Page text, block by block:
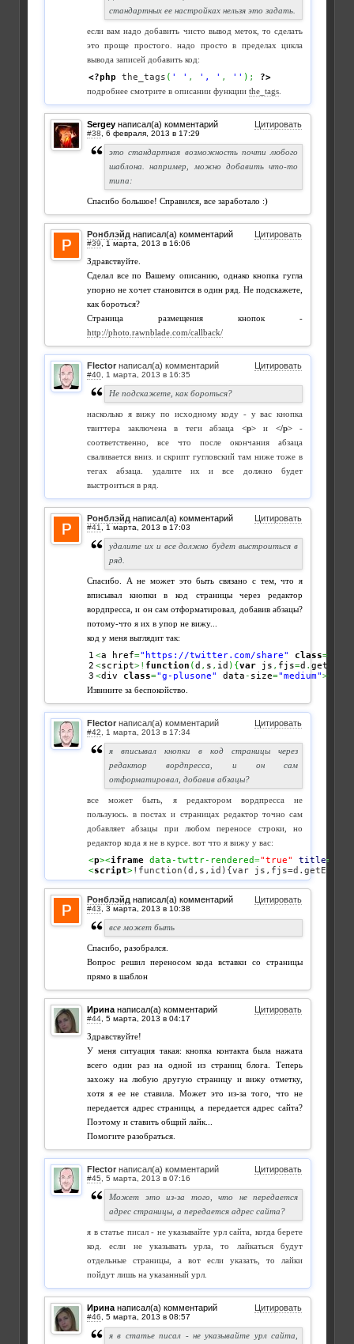
стандартных ее настройках нельзя это задать.
если вам надо добавить чисто вывод меток, то сделать
это проще простого. надо просто в пределах цикла
вывода записей добавить код:
<?php the_tags ( ' ' , ', ' , '' ) ; ?>
подробнее смотрите в описании функции the_tags
Sergey написал(а) комментарий Цитировать
#38
это стандартная возможность почти любого
шаблона. например, можно добавить что-то
типа:
Спасибо большое! Справился, все заработало :)
Ронблэйд написал(а) комментарий Цитировать
#39
Здравствуйте.
Сделал все по Вашему описанию, однако кнопка гугла
упорно не хочет становится в один ряд. Не подскажете,
как бороться?
Страница размещения кнопок -
http://photo.rawnblade.com/callback/
Flector написал(а) комментарий Цитировать
#40
Не подскажете, как бороться?
насколько я вижу по исходному коду - у вас кнопка
твиттера заключена в теги абзаца <p>и </p>-
соответственно, все что после окончания абзаца
сваливается вниз. и скрипт гугловский там ниже тоже в
тегах абзаца. удалите их и все должно будет
выстроиться в ряд.
Ронблэйд написал(а) комментарий Цитировать
#41
удалите их и все должно будет выстроиться в
ряд.
Спасибо. А не может это быть связано с тем, что я
вписывал кнопки в код страницы через редактор
вордпресса, и он сам отформатировал, добавив абзацы?
потому-что я их в упор не вижу...
код у меня выглядит так:
1
2
<a href="https://twitter.com/share" class=
<script>! function (d , s , id ) {var js , fjs=d .
<div class="g-plusone" data - size="medium"></
Извините за беспокойство.
Flector написал(а) комментарий Цитировать
#42
я вписывал кнопки в код страницы через
редактор вордпресса, и он сам
отформатировал, добавив абзацы?
все может быть, я редактором вордпресса не
пользуюсь. в постах и страницах редактор точно сам
добавляет абзацы при любом переносе строки, но
редактор кода я не в курсе. вот что я вижу у вас:
<p><iframe data-twttr-rendered="true" title=
<script>!function(d,s,id){var
Ронблэйд написал(а) комментарий Цитировать
#43
все может быть
Спасибо, разобрался.
Вопрос решил переносом кода вставки со страницы
прямо в шаблон
Ирина написал(а) комментарий Цитировать
#44
Здравствуйте!
У меня ситуация такая: кнопка контакта была нажата
всего один раз на одной из страниц блога. Теперь
захожу на любую другую страницу и вижу отметку,
хотя я ее не ставила. Может это из-за того, что не
передается адрес страницы, а передается адрес сайта?
Поэтому и ставить общий лайк...
Помогите разобраться.
Flector написал(а) комментарий Цитировать
#45
Может это из-за того, что не передается
адрес страницы, а передается адрес сайта?
я в статье писал - не указывайте урл сайта, когда берете
код. если не указывать урла, то лайкаться будут
отдельные страницы, а вот если указать, то лайки
пойдут лишь на указанный урл.
Ирина написал(а) комментарий Цитировать
#46
я в статье писал - не указывайте урл сайта,